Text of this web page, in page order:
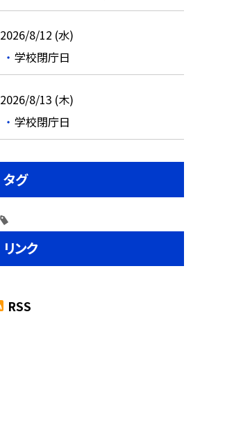
2026/8/12 (水)
学校閉庁日
2026/8/13 (木)
学校閉庁日
タグ
リンク
RSS